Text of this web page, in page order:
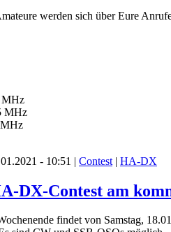
werden sich über Eure
MHz
- 10:51 | Contest | HA-DX
DX-Contest am
findet von Samstag,